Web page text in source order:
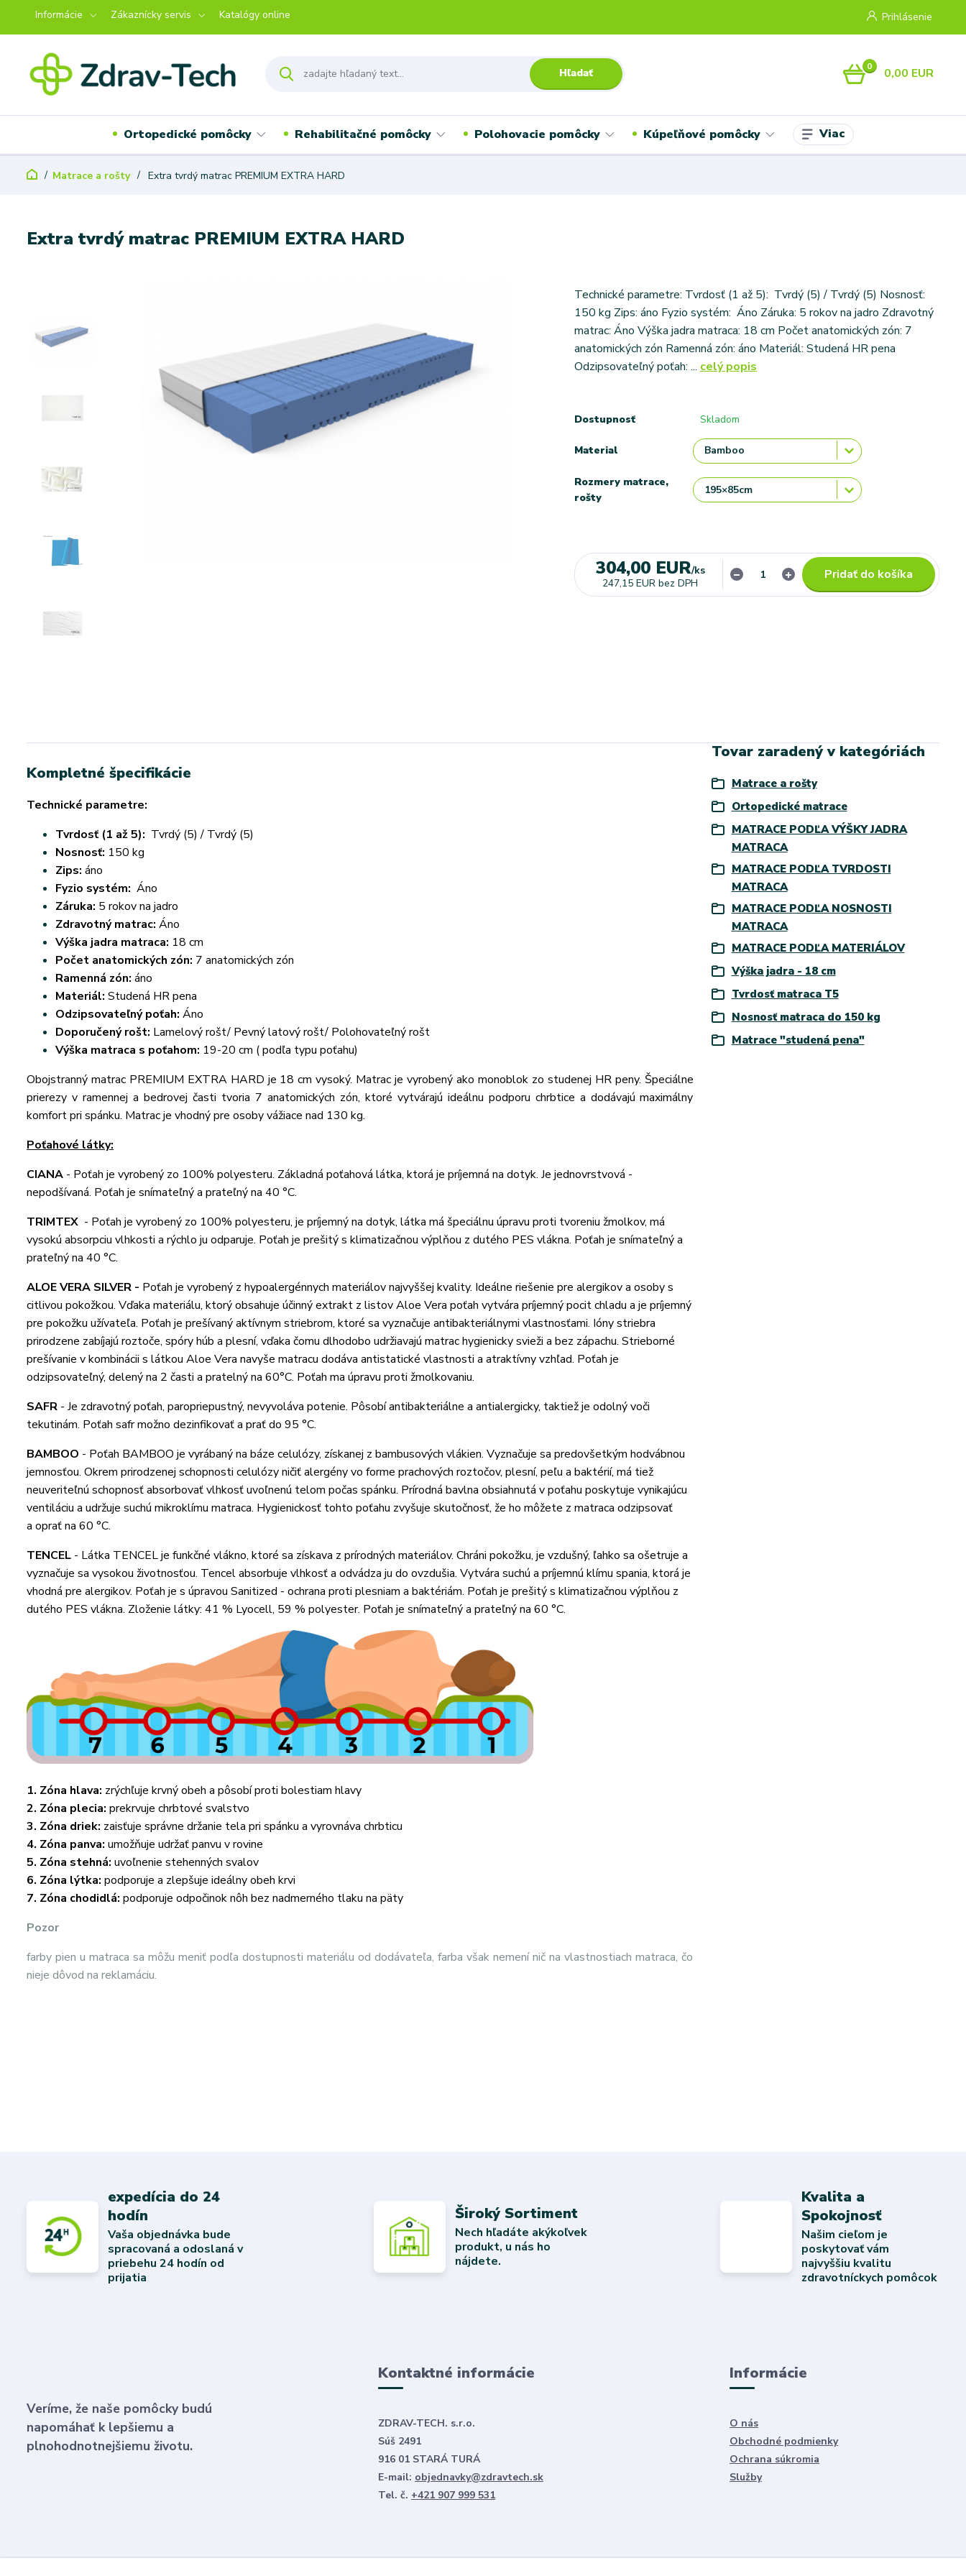
Informácie Zákaznícky servis Katalógy online Prihlásenie
Hľadať 0 0,00 EUR
Ortopedické pomôcky Rehabilitačné pomôcky Polohovacie pomôcky Kúpeľňové pomôcky Viac
Matrace a rošty Extra tvrdý matrac PREMIUM EXTRA HARD
Extra tvrdý matrac PREMIUM EXTRA HARD
Technické parametre: Tvrdosť (1 až 5): Tvrdý (5) / Tvrdý (5) Nosnosť:
150 kg Zips: áno Fyzio systém: Áno Záruka: 5 rokov na jadro Zdravotný
matrac: Áno Výška jadra matraca: 18 cm Počet anatomických zón: 7
anatomických zón Ramenná zón: áno Materiál: Studená HR pena
Odzipsovateľný poťah: ... celý popis
Dostupnosť Skladom
Material
Rozmery matrace,
rošty
304,00 EUR/ks
247,15 EUR bez DPH
Pridať do košíka
Kompletné špecifikácie
Technické parametre:
Tvrdosť (1 až 5): Tvrdý (5) / Tvrdý (5)
Nosnosť: 150 kg
Zips: áno
Fyzio systém: Áno
Záruka: 5 rokov na jadro
Zdravotný matrac: Áno
Výška jadra matraca: 18 cm
Počet anatomických zón: 7 anatomických zón
Ramenná zón: áno
Materiál: Studená HR pena
Odzipsovateľný poťah: Áno
Doporučený rošt: Lamelový rošt/ Pevný latový rošt/ Polohovateľný rošt
Výška matraca s poťahom: 19-20 cm ( podľa typu poťahu)
Obojstranný matrac PREMIUM EXTRA HARD je 18 cm vysoký. Matrac je vyrobený ako monoblok zo studenej HR peny. Špeciálne
prierezy v ramennej a bedrovej časti tvoria 7 anatomických zón, ktoré vytvárajú ideálnu podporu chrbtice a dodávajú maximálny
komfort pri spánku. Matrac je vhodný pre osoby vážiace nad 130 kg.
Poťahové látky:
CIANA - Poťah je vyrobený zo 100% polyesteru. Základná poťahová látka, ktorá je príjemná na dotyk. Je jednovrstvová -
nepodšívaná. Poťah je snímateľný a prateľný na 40 °C.
TRIMTEX - Poťah je vyrobený zo 100% polyesteru, je príjemný na dotyk, látka má špeciálnu úpravu proti tvoreniu žmolkov, má
vysokú absorpciu vlhkosti a rýchlo ju odparuje. Poťah je prešitý s klimatizačnou výplňou z dutého PES vlákna. Poťah je snímateľný a
prateľný na 40 °C.
ALOE VERA SILVER - Poťah je vyrobený z hypoalergénnych materiálov najvyššej kvality. Ideálne riešenie pre alergikov a osoby s
citlivou pokožkou. Vďaka materiálu, ktorý obsahuje účinný extrakt z listov Aloe Vera poťah vytvára príjemný pocit chladu a je príjemný
pre pokožku užívateľa. Poťah je prešívaný aktívnym striebrom, ktoré sa vyznačuje antibakteriálnymi vlastnosťami. Ióny striebra
prirodzene zabíjajú roztoče, spóry húb a plesní, vďaka čomu dlhodobo udržiavajú matrac hygienicky svieži a bez zápachu. Strieborné
prešívanie v kombinácii s látkou Aloe Vera navyše matracu dodáva antistatické vlastnosti a atraktívny vzhľad. Poťah je
odzipsovateľný, delený na 2 časti a pratelný na 60°C. Poťah ma úpravu proti žmolkovaniu.
SAFR - Je zdravotný poťah, paropriepustný, nevyvoláva potenie. Pôsobí antibakteriálne a antialergicky, taktiež je odolný voči
tekutinám. Poťah safr možno dezinfikovať a prať do 95 °C.
BAMBOO - Poťah BAMBOO je vyrábaný na báze celulózy, získanej z bambusových vlákien. Vyznačuje sa predovšetkým hodvábnou
jemnosťou. Okrem prirodzenej schopnosti celulózy ničiť alergény vo forme prachových roztočov, plesní, peľu a baktérií, má tiež
neuveriteľnú schopnosť absorbovať vlhkosť uvoľnenú telom počas spánku. Prírodná bavlna obsiahnutá v poťahu poskytuje vynikajúcu
ventiláciu a udržuje suchú mikroklímu matraca. Hygienickosť tohto poťahu zvyšuje skutočnosť, že ho môžete z matraca odzipsovať
a oprať na 60 °C.
TENCEL - Látka TENCEL je funkčné vlákno, ktoré sa získava z prírodných materiálov. Chráni pokožku, je vzdušný, ľahko sa ošetruje a
vyznačuje sa vysokou životnosťou. Tencel absorbuje vlhkosť a odvádza ju do ovzdušia. Vytvára suchú a príjemnú klímu spania, ktorá je
vhodná pre alergikov. Poťah je s úpravou Sanitized - ochrana proti plesniam a baktériám. Poťah je prešitý s klimatizačnou výplňou z
dutého PES vlákna. Zloženie látky: 41 % Lyocell, 59 % polyester. Poťah je snímateľný a prateľný na 60 °C.
1. Zóna hlava: zrýchľuje krvný obeh a pôsobí proti bolestiam hlavy
2. Zóna plecia: prekrvuje chrbtové svalstvo
3. Zóna driek: zaisťuje správne držanie tela pri spánku a vyrovnáva chrbticu
4. Zóna panva: umožňuje udržať panvu v rovine
5. Zóna stehná: uvoľnenie stehenných svalov
6. Zóna lýtka: podporuje a zlepšuje ideálny obeh krvi
7. Zóna chodidlá: podporuje odpočinok nôh bez nadmerného tlaku na päty
Pozor
farby pien u matraca sa môžu meniť podľa dostupnosti materiálu od dodávateľa, farba však nemení nič na vlastnostiach matraca, čo
nieje dôvod na reklamáciu.
Tovar zaradený v kategóriách
Matrace a rošty
Ortopedické matrace
MATRACE PODĽA VÝŠKY JADRA
MATRACA
MATRACE PODĽA TVRDOSTI
MATRACA
MATRACE PODĽA NOSNOSTI
MATRACA
MATRACE PODĽA MATERIÁLOV
Výška jadra - 18 cm
Tvrdosť matraca T5
Nosnosť matraca do 150 kg
Matrace "studená pena"
expedícia do 24
hodín
Vaša objednávka bude
spracovaná a odoslaná v
priebehu 24 hodín od
prijatia
Široký Sortiment
Nech hľadáte akýkoľvek
produkt, u nás ho
nájdete.
Kvalita a
Spokojnosť
Našim cieľom je
poskytovať vám
najvyššiu kvalitu
zdravotníckych pomôcok
Veríme, že naše pomôcky budú
napomáhať k lepšiemu a
plnohodnotnejšiemu životu.
Kontaktné informácie
ZDRAV-TECH. s.r.o.
Súš 2491
916 01 STARÁ TURÁ
E-mail: objednavky@zdravtech.sk
Tel. č. +421 907 999 531
Informácie
O nás
Obchodné podmienky
Ochrana súkromia
Služby